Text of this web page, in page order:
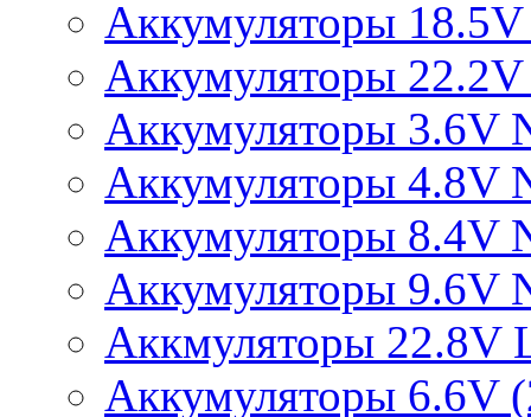
Аккумуляторы
Аккумуляторы
Аккумуляторы 3.6V
Аккумуляторы 4.8V
Аккумуляторы 8.4V
Аккумуляторы 9.6V
Аккмуляторы 22.8V
Аккумуляторы 6.6V